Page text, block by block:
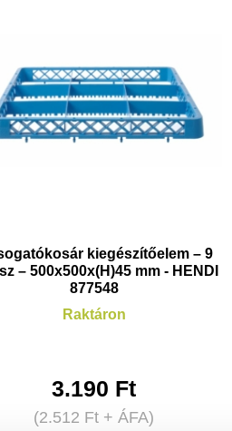
kiegészítőelem – 9
– 500x500x(H)45 mm - HENDI
877548
Raktáron
3.190 Ft
(2.512 Ft + ÁFA)